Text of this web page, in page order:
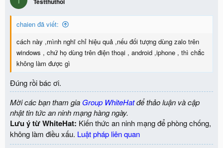
chaien đã viết:
cách này ,mình nghĩ chỉ hiệu quả ,nếu đối tượng dùng zalo trên
windows , chứ họ dùng trên điện thoại , android ,iphone , thì chắc
không làm được gì
Đúng rồi bác ơi.
Mời các bạn tham gia Group WhiteHatđể thảo luận và cập
nhật tin tức an ninh mạng hàng ngày.
Lưu ý từ WhiteHat: Kiến thức an ninh mạng để phòng chống,
không làm điều xấu. Luật pháp liên quan